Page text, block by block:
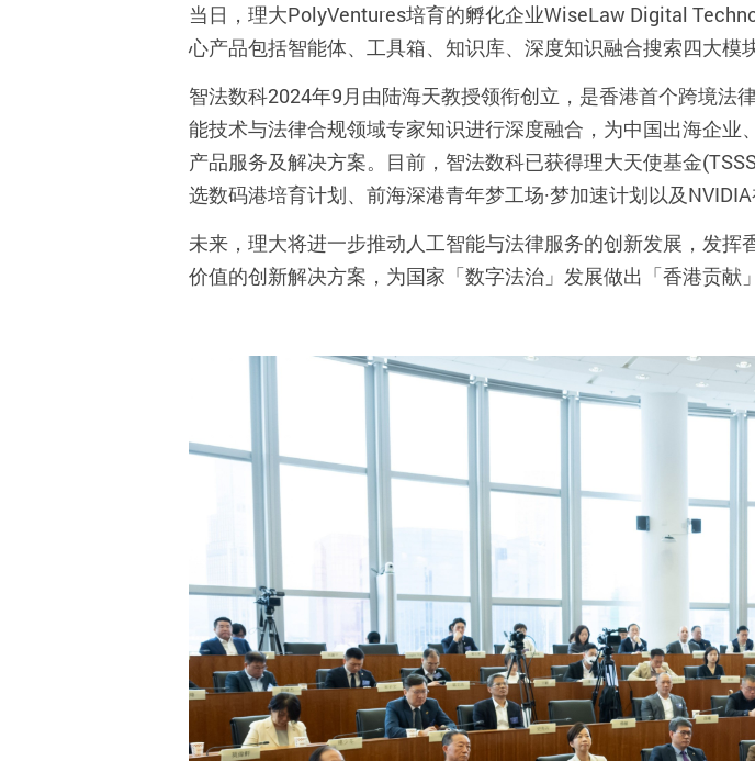
当日，理大PolyVentures培育的孵化企业WiseLaw Digital
心产品包括智能体、工具箱、知识库、深度知识融合搜索四大模
智法数科2024年9月由陆海天教授领衔创立，是香港首个跨境法
能技术与法律合规领域专家知识进行深度融合，为中国出海企
产品服务及解决方案。目前，智法数科已获得理大天使基金
选数码港培育计划、前海深港青年梦工场·梦加速计划以及NVIDIA
未来，理大将进一步推动人工智能与法律服务的创新发展，发
价值的创新解决方案，为国家「数字法治」发展做出「香港贡献」